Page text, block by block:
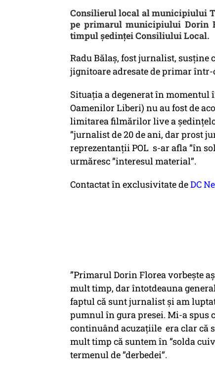
Consilierul local al municipiului
pe primarul municipiului Dorin
timpul ședinței Consiliului Local.
Radu Bălaș, fost jurnalist,
jignitoare adresate de primar
Situația a degenerat în
Oamenilor Liberi) nu au fost de
limitarea filmărilor live a
”jurnalist de 20 de ani, dar prost
reprezentanții POL s-ar afla ”în
urmăresc ”interesul material”.
Contactat în exclusivitate deDC
”Primarul Dorin Florea vorbește
mult timp, dar întotdeauna
faptul că sunt jurnalist și am
pumnul în gura presei. Mi-a spus
continuând acuzațiile era clar că
mult timp că suntem în ”solda
termenul de ”derbedei”.